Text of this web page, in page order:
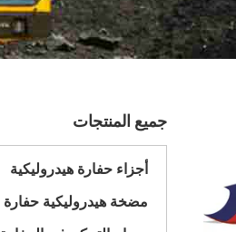
جميع المنتجات
أجزاء حفارة هيدروليكية
مضخة هيدروليكية حفارة